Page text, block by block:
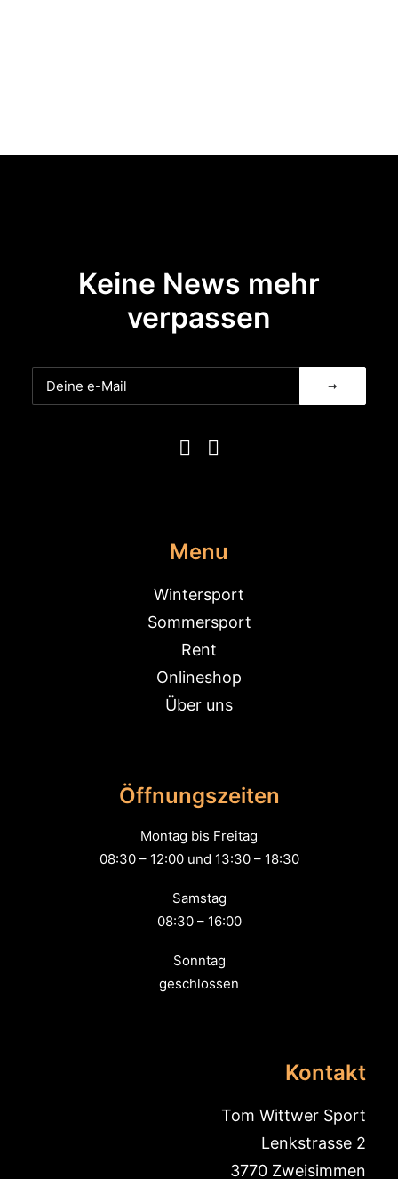
Keine News mehr
verpassen
Menu
Wintersport
Sommersport
Rent
Onlineshop
Über uns
Öffnungszeiten
Montag bis Freitag
08:30 – 12:00 und 13:30 – 18:30
Samstag
08:30 – 16:00
Sonntag
geschlossen
Kontakt
Tom Wittwer Sport
Lenkstrasse 2
3770 Zweisimmen